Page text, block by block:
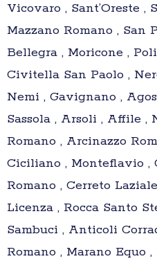
Vicovaro , Sant’Oreste ,
Mazzano Romano , San
Bellegra , Moricone ,
Civitella San Paolo ,
Nemi , Gavignano ,
Sassola , Arsoli , Affile ,
Romano , Arcinazzo
Ciciliano , Monteflavio ,
Romano , Cerreto
Licenza , Rocca Santo
Sambuci , Anticoli
Romano , Marano Equo